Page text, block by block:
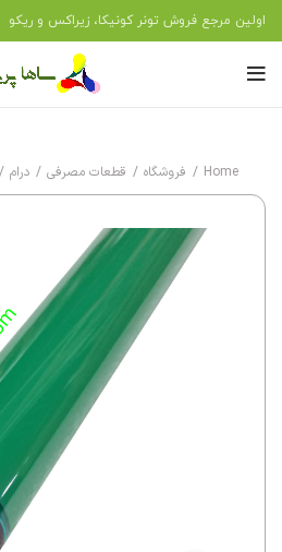
اولین مرجع فروش تونر کونیکا، زیراکس و ریکو
Home فروشگاه قطعات مصرفی درام